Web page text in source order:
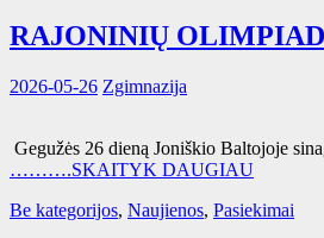
RAJONINIŲ
2026-05-26 Zgimnazija
Gegužės 26 dieną Joniškio Baltojoje
……….SKAITYK DAUGIAU
Be kategorijos, Naujienos, Pasiekimai